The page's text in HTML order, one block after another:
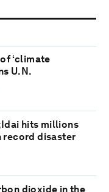
‘climate
U.N.
hits millions
record disaster
dioxide in the